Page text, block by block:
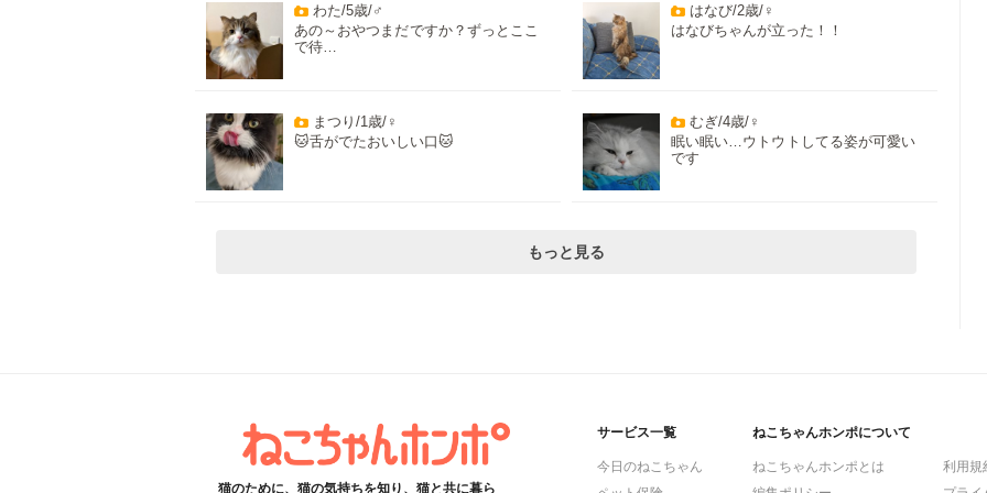
わた/5歳/♂
あの～おやつまだですか？ずっとここ
で待…
はなび/2歳/♀
はなびちゃんが立った！！
まつり/1歳/♀
🐱舌がでたおいしい口🐱
むぎ/4歳/♀
眠い眠い…ウトウトしてる姿が可愛い
です
もっと見る
サービス一覧
今日のねこちゃん
ねこちゃんホンポについて
ねこちゃんホンポとは
利用規
猫のために、猫の気持ちを知り、猫と共に暮ら